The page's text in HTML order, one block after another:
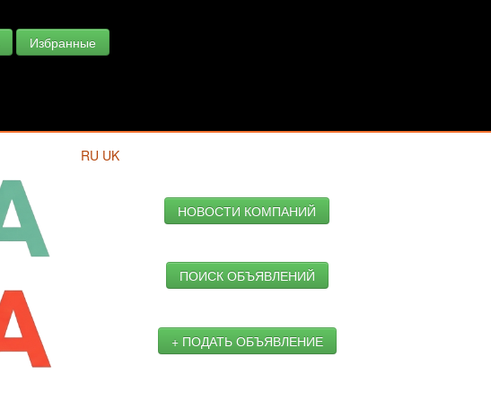
Избранные
RU UK
НОВОСТИ КОМПАНИЙ
ПОИСК ОБЪЯВЛЕНИЙ
+ ПОДАТЬ ОБЪЯВЛЕНИЕ